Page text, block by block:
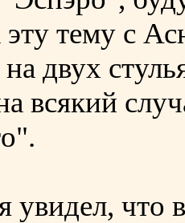
эту тему с
на двух
всякий
увидел, что